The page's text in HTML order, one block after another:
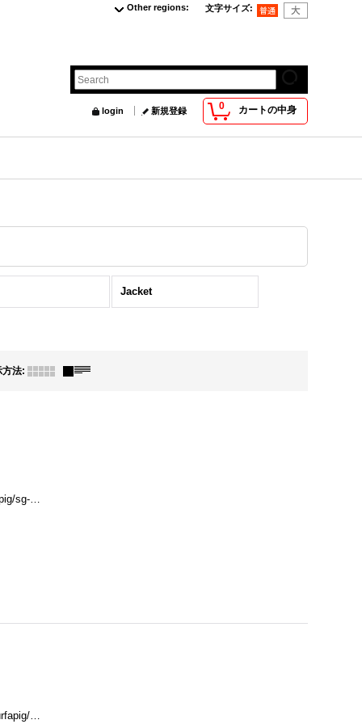
文字サイズ:
Other regions:
0 カートの中身
login 新規登録
Jacket
方法:
sg-…
…